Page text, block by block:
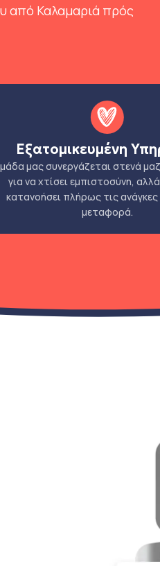
από Καλαμαριά πρός
Εξατομικευμένη
μας συνεργάζεται στενά
για να χτίσει εμπιστοσύνη, αλλά
κατανοήσει πλήρως τις ανάγκες
μεταφορά.